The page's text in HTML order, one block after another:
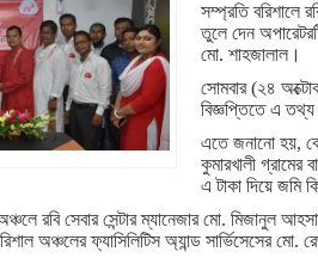
সম্প্রতি বরিশালে
তুলে দেন
মো. শাহজালাল।
সোমবার (২৪
বিজ্ঞপ্তিতে এ
এতে জনানো হয়,
কুমারখালী গ্রামের
এ টাকা দিয়ে জমি
রবি সেবার সেন্টার ম্যানেজার মো. মিজানুল
অঞ্চলের ফ্যাসিলিটিস অ্যান্ড সার্ভিসেসের মো.